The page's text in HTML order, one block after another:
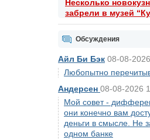
Несколько
забрели в музей
Обсуждения
Айл Би Бэк 08-08-
Любопытно
Андерсен 08-08-2026
Мой совет -
они конечно вам
деньги в смысле. Не
одном банке